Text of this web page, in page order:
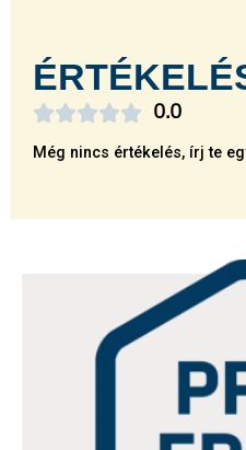
0.0

Még nincs értékelés, írj te